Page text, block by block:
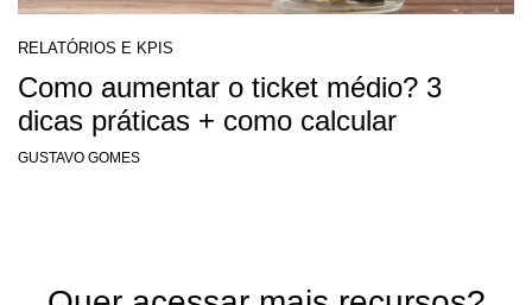
RELATÓRIOS E KPIS
Como aumentar o ticket médio? 3
dicas práticas + como calcular
GUSTAVO GOMES